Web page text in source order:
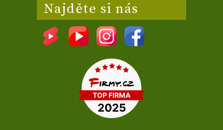
Najděte si nás